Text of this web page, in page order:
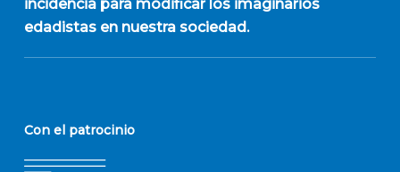
incidencia para modificar los imaginarios
edadistas en nuestra sociedad.
Con el patrocinio